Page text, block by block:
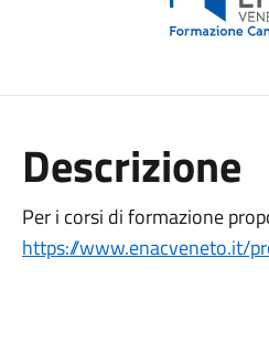
Descrizione
Per i corsi di formazione
https://www.enacveneto.it/